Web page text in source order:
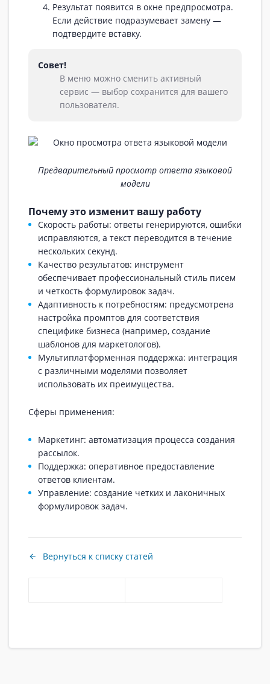
Результат появится в окне предпросмотра.
Если действие подразумевает замену —
подтвердите вставку.
Совет!
В меню можно сменить активный
сервис — выбор сохранится для вашего
пользователя.
Предварительный просмотр ответа языковой
модели
Почему это изменит вашу работу
Скорость работы: ответы генерируются, ошибки
исправляются, а текст переводится в течение
нескольких секунд.
Качество результатов: инструмент
обеспечивает профессиональный стиль писем
и четкость формулировок задач.
Адаптивность к потребностям: предусмотрена
настройка промптов для соответствия
специфике бизнеса (например, создание
шаблонов для маркетологов).
Мультиплатформенная поддержка: интеграция
с различными моделями позволяет
использовать их преимущества.
Сферы применения:
Маркетинг: автоматизация процесса создания
рассылок.
Поддержка: оперативное предоставление
ответов клиентам.
Управление: создание четких и лаконичных
формулировок задач.
Вернуться к списку статей